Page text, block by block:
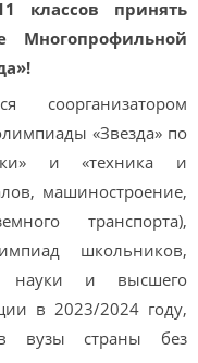
классов принять
Многопрофильной
соорганизатором
«Звезда» по
и «техника и
машиностроение,
транспорта),
школьников,
науки и высшего
в 2023/2024 году,
вузы страны без